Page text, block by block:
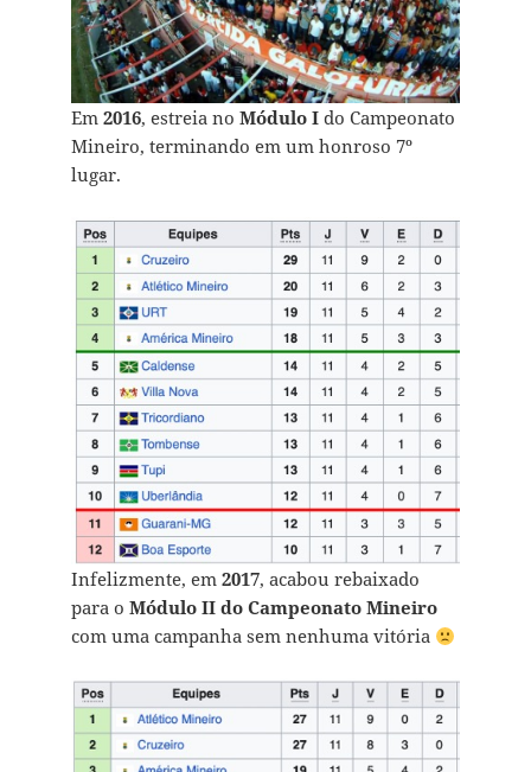
Em 2016, estreia no Módulo Ido Campeonato
Mineiro, terminando em um honroso 7º
lugar.
Infelizmente, em 2017, acabou rebaixado
para o Módulo II do Campeonato Mineiro
com uma campanha sem nenhuma vitória